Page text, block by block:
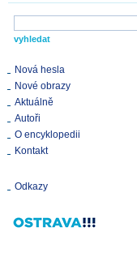
Nová hesla
Nové obrazy
Aktuálně
Autoři
O encyklopedii
Kontakt
Odkazy